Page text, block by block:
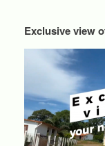
Exclusive view